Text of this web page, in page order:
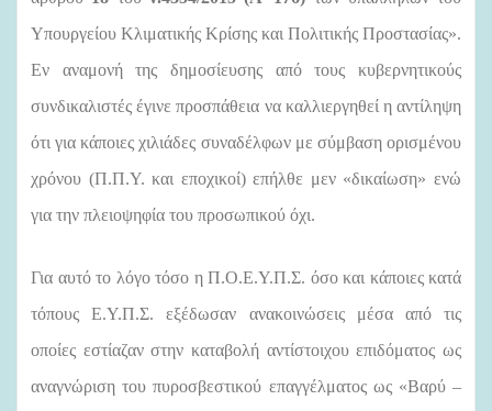
Υπουργείου Κλιματικής Κρίσης και Πολιτικής Προστασίας».
Εν αναμονή της δημοσίευσης από τους κυβερνητικούς
συνδικαλιστές έγινε προσπάθεια να καλλιεργηθεί η αντίληψη
ότι για κάποιες χιλιάδες συναδέλφων με σύμβαση ορισμένου
χρόνου (Π.Π.Υ. και εποχικοί) επήλθε μεν «δικαίωση» ενώ
για την πλειοψηφία του προσωπικού όχι.
Για αυτό το λόγο τόσο η Π.Ο.Ε.Υ.Π.Σ. όσο και κάποιες κατά
τόπους Ε.Υ.Π.Σ. εξέδωσαν ανακοινώσεις μέσα από τις
οποίες εστίαζαν στην καταβολή αντίστοιχου επιδόματος ως
αναγνώριση του πυροσβεστικού επαγγέλματος ως «Βαρύ –